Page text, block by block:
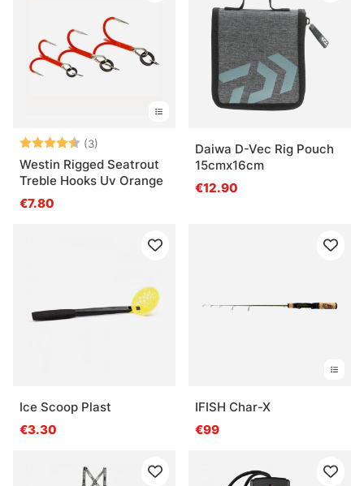
Bewertung:(3)
4.7 von 5 Sternen
Westin Rigged Seatrout
Treble Hooks Uv Orange
€7.80
Daiwa D-Vec Rig Pouch
15cmx16cm
€12.90
Ice Scoop Plast
€3.30
IFISH Char-X
€99